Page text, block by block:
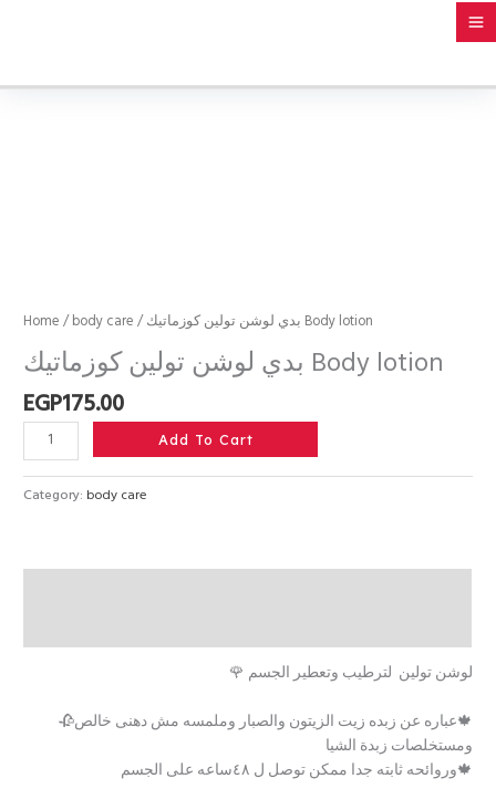
Home /body care / بدي لوشن تولين كوزماتيك Body lotion
بدي لوشن تولين كوزماتيك Body lotion
EGP175.00
quantity
Add To Cart
Category: body care
لوشن تولين لترطيب وتعطير الجسم 🌹
🍁عباره عن زبده زيت الزيتون والصبار وملمسه مش دهنى خالص🥀
ومستخلصات زبدة الشيا
🍁وروائحه ثابته جدا ممكن توصل ل ٤٨ساعه على الجسم